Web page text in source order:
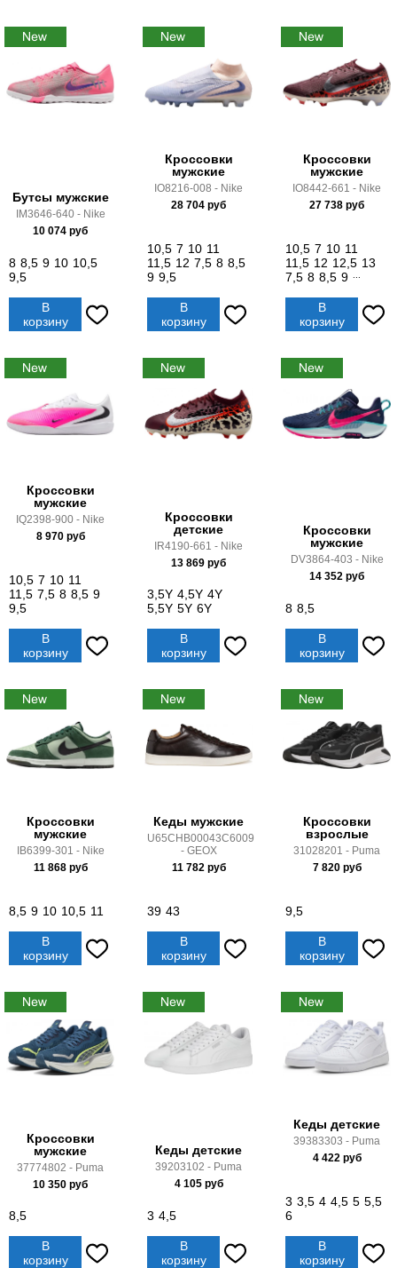
Бутсы мужские
IM3646-640 - Nike
10 074 руб
8 8,5 9 10 10,5
9,5
В
корзину
Кроссовки
мужские
IO8216-008 - Nike
28 704 руб
10,5 7 10 11
11,5 12 7,5 8 8,5
9 9,5
В
корзину
Кроссовки
мужские
IO8442-661 - Nike
27 738 руб
10,5 7 10 11
11,5 12 12,5 13
7,5 8 8,5 9
В
корзину
Кроссовки
мужские
IQ2398-900 - Nike
8 970руб
10,5 7 10 11
11,5 7,5 8 8,5 9
9,5
В
корзину
Кроссовки
детские
IR4190-661 - Nike
13 869 руб
3,5Y 4,5Y 4Y
5,5Y 5Y 6Y
В
корзину
Кроссовки
мужские
DV3864-403 - Nike
14 352 руб
8 8,5
В
корзину
Кроссовки
мужские
IB6399-301 - Nike
11 868руб
8,5 9 10 10,5 11
В
корзину
Кеды мужские
U65CHB00043C6009
- GEOX
11 782руб
39 43
В
корзину
Кроссовки
взрослые
31028201 - Puma
7 820руб
9,5
В
корзину
Кроссовки
мужские
37774802 - Puma
10 350 руб
8,5
В
корзину
Кеды детские
39203102 - Puma
4 105руб
3 4,5
В
корзину
Кеды детские
39383303 - Puma
4 422руб
3 3,5 4 4,5 5 5,5
6
В
корзину